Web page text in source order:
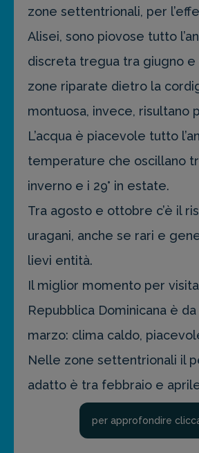
zone settentrionali, per
Alisei, sono piovose tutto
discreta tregua tra giugno
zone riparate dietro la
montuosa, invece, risultano
L’acqua è piacevole tutto
temperature che oscillano
inverno e i 29° in estate.
Tra agosto e ottobre c’è il
uragani, anche se rari e
lievi entità.
Il miglior momento per
Repubblica Dominicana è
marzo: clima caldo,
Nelle zone settentrionali il
adatto è tra febbraio e
per approfondire